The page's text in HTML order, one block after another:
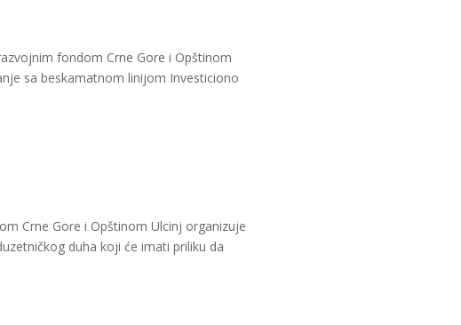
fondom Crne Gore i Opštinom
sa beskamatnom linijom Investiciono
Crne Gore i Opštinom Ulcinj organizuje
duha koji će imati priliku da